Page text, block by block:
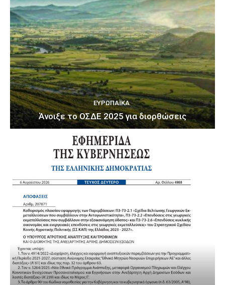
ΕΥΡΩΠΑΪΚΆ
Άνοιξε το ΟΣΔΕ 2025 για διορθώσεις